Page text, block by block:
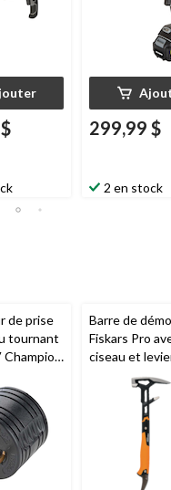
299,99 $
2 en stock
de prise
tournant
Champion
Barre de
Fiskars Pro
ciseau et
de tailles